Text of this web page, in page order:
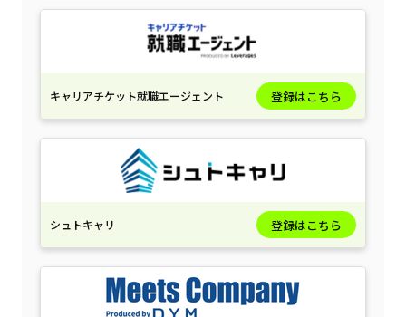
キャリアチケット就職エージェント 登録はこちら
シュトキャリ 登録はこちら